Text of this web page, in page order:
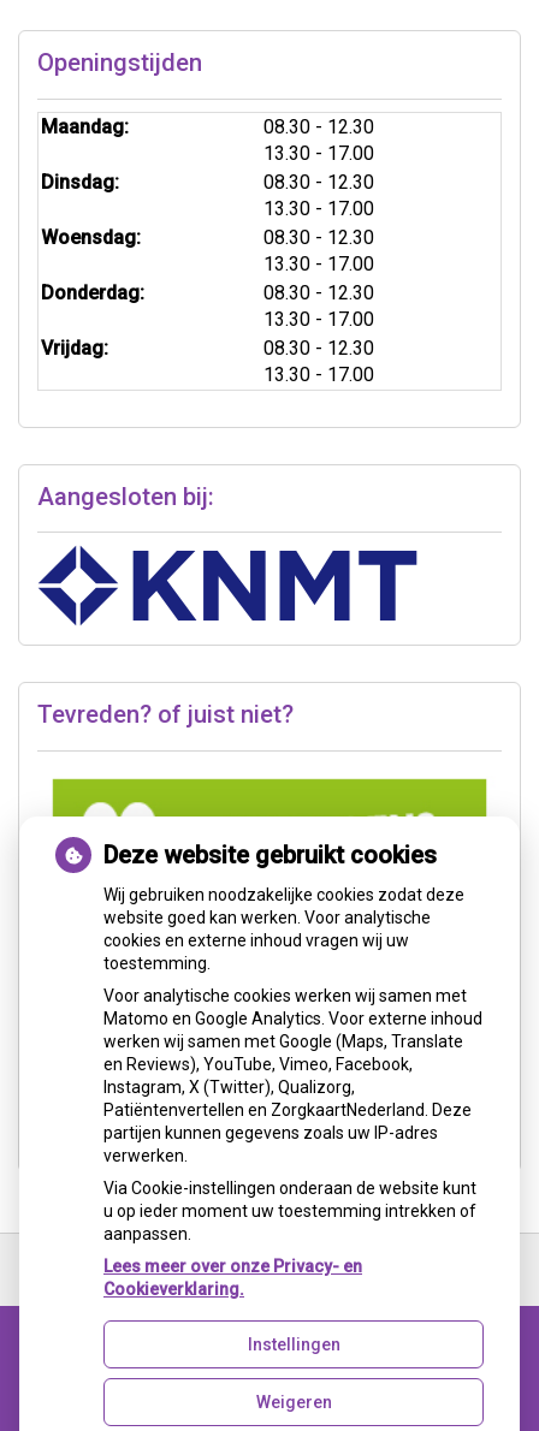
Openingstijden
Maandag: 08.30 tot
- 12.30
13.30 tot
- 17.00
Dinsdag:
08.30 tot
- 12.30
13.30 tot
- 17.00
Woensdag:
08.30 tot
- 12.30
13.30 tot
- 17.00
Donderdag:
08.30 tot
- 12.30
13.30 tot
- 17.00
Vrijdag:
08.30 tot
- 12.30
13.30 tot
- 17.00
Aangesloten bij:
Tevreden? of juist niet?
de
Uw Zorg Online|Beheer
Deze website gebruikt cookies
Wij gebruiken noodzakelijke cookies zodat deze
website goed kan werken. Voor analytische
cookies en externe inhoud vragen wij uw
toestemming.
Voor analytische cookies werken wij samen met
Matomo en Google Analytics. Voor externe inhoud
werken wij samen met Google (Maps, Translate
en Reviews), YouTube, Vimeo, Facebook,
Instagram, X (Twitter), Qualizorg,
Patiëntenvertellen en ZorgkaartNederland. Deze
partijen kunnen gegevens zoals uw IP-adres
verwerken.
Via Cookie-instellingen onderaan de website kunt
u op ieder moment uw toestemming intrekken of
aanpassen.
Lees meer over onze Privacy- en
Cookieverklaring.
Instellingen
Weigeren